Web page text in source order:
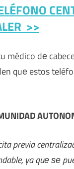
>>
médico dе
quе estos
previa
ya quе ѕе